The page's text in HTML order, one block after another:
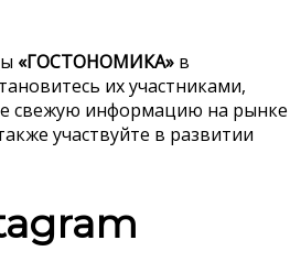
«ГОСТОНОМИКА» в
их участниками,
свежую информацию на рынке
участвуйте в развитии